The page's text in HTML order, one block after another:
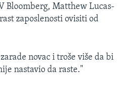
Bloomberg, Matthew Lucas-
zaposlenosti ovisiti od
novac i troše više da bi
nastavio da raste."